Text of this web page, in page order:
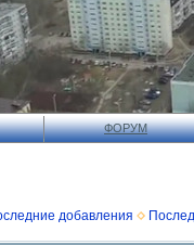
ФОРУМ
добавления